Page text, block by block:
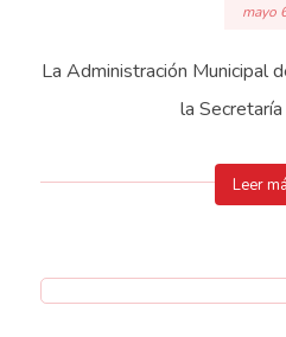
mayo
La Administración Municipal
la Secretaría
Leer